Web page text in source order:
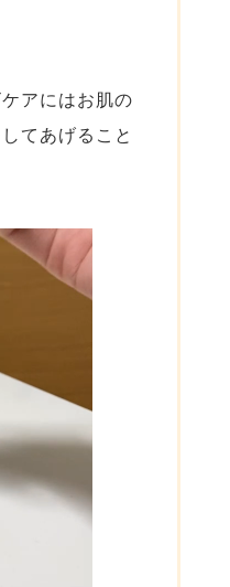
アにはお肌の
てあげること